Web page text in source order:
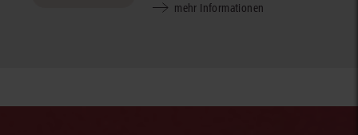
mehr Informationen